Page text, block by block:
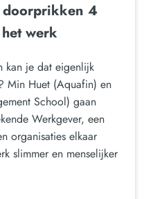
doorprikken 4
werk
kan je dat eigenlijk
Min Huet (Aquafin) en
School) gaan
Werkgever, een
organisaties elkaar
slimmer en menselijker